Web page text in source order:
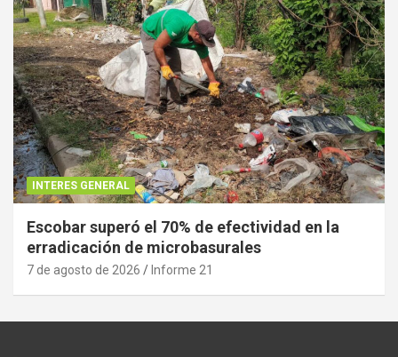
INTERES GENERAL
Escobar superó el 70% de efectividad en la
erradicación de microbasurales
7 de agosto de 2026 Informe 21